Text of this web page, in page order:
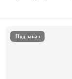
Под заказ